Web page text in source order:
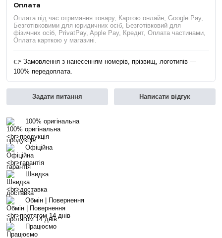
Оплата
Оплата під час отримання товару, Картою онлайн, Google Pay,
Безготівковими для юридичних осіб, Безготівковий для
фізичних осіб, PrivatPay, Apple Pay, Кредит, Оплата частинами,
Оплата карткою у магазині.
👉 Замовлення з нанесенням номерів, прізвищ, логотипів —
100% передоплата.
Задати питання Написати відгук
100% оригінальна
продукція
Офіційна
гарантія
Швидка
доставка
Обмін | Повернення
протягом 14 днів
Працюємо